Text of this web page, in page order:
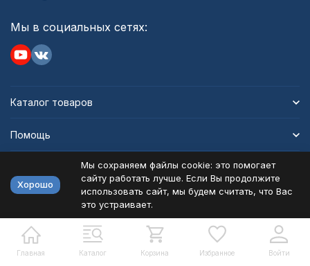
Главная Каталог Корзина Избранное Войти
Мы в социальных сетях:
Каталог товаров
Помощь
Политика персональных данных
Разработано в bodysite.ru
Хорошо
Мы сохраняем файлы cookie: это помогает
сайту работать лучше. Если Вы продолжите
использовать сайт, мы будем считать, что Вас
это устраивает.